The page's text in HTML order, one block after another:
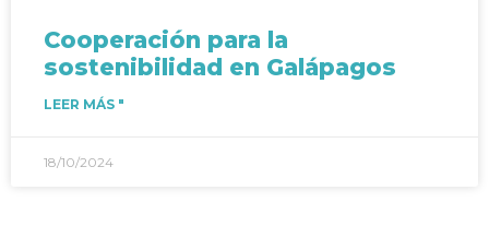
Cooperación para la
sostenibilidad en Galápagos
LEER MÁS "
18/10/2024